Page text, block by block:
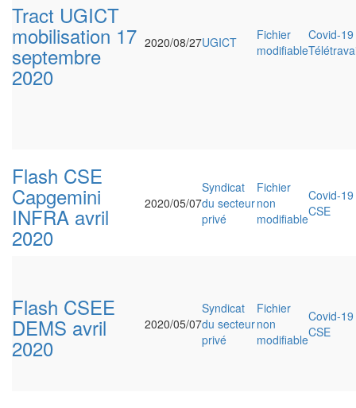
Tract UGICT
mobilisation 17
septembre
2020
2020/08/27UGICT
Fichier
modifiable
Covid-19
Flash CSE
Capgemini
INFRA avril
2020
2020/05/07
Syndicat
du secteur
privé
Fichier
non
modifiable
Covid-19
CSE
Flash CSEE
DEMS avril
2020
2020/05/07
Syndicat
du secteur
privé
Fichier
non
modifiable
Covid-19
CSE